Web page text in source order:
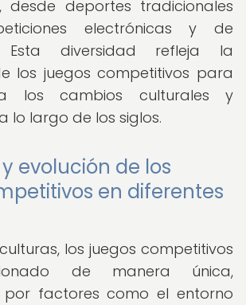
desde deportes tradicionales
electrónicas y de
Esta diversidad refleja la
los juegos competitivos para
los cambios culturales y
lo largo de los siglos.
evolución de los
en diferentes
los juegos competitivos
de manera única,
por factores como el entorno